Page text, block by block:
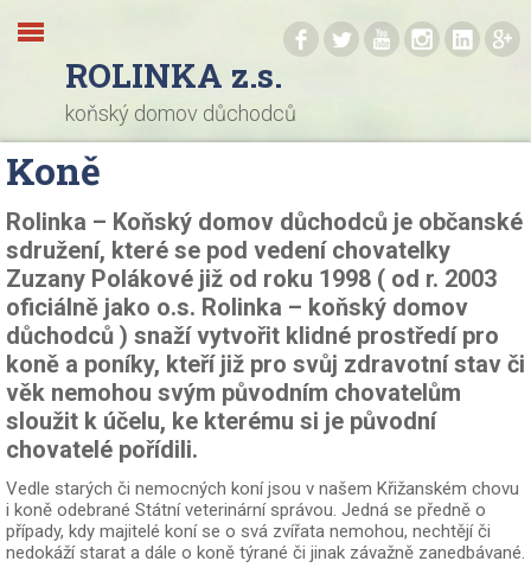
ROLINKA z.s.
koňský domov důchodců
. . . . . .
Koně
Rolinka – Koňský domov důchodců je občanské
sdružení, které se pod vedení chovatelky
Zuzany Polákové již od roku 1998 ( od r. 2003
oficiálně jako o.s. Rolinka – koňský domov
důchodců ) snaží vytvořit klidné prostředí pro
koně a poníky, kteří již pro svůj zdravotní stav či
věk nemohou svým původním chovatelům
sloužit k účelu, ke kterému si je původní
chovatelé pořídili.
Vedle starých či nemocných koní jsou v našem Křižanském chovu
i koně odebrané Státní veterinární správou. Jedná se předně o
případy, kdy majitelé koní se o svá zvířata nemohou, nechtějí či
nedokáží starat a dále o koně týrané či jinak závažně zanedbávané.